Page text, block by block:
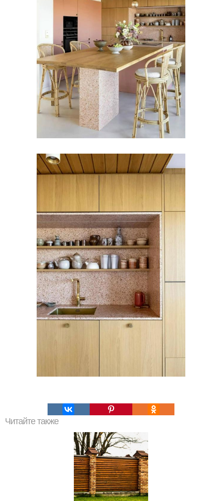
Читайте также